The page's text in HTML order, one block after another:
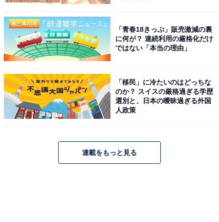
こちらもおすすめ
「青春18きっぷ」販売激減の裏
に何が？ 連続利用の厳格化だけ
ではない「本当の理由」
「移民」に冷たいのはどっちな
のか？ スイスの厳格過ぎる学歴
選別と、日本の曖昧過ぎる外国
人政策
連載をもっと見る